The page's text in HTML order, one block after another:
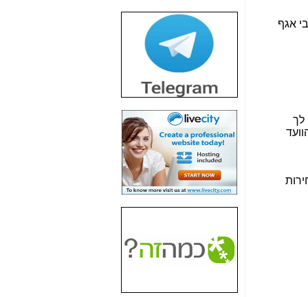
הסלולר -כאן
חשיפת מה שלא
רוצים שתדעו בעניין
פריסת אנלימיטד
(בניחוח בלתי נסבל) -
כאן
חשיפה: איוב קרא
אישר לקבוצת סלקום
בדיוק מה שביבי אישר
כאן
האם השר איוב קרא
היה צריך בכלל לחתום
על האישור, שנתן
האם ביבי וקרא קבלו
בכלל תמורה עבור
ההטבות הרגולטוריות